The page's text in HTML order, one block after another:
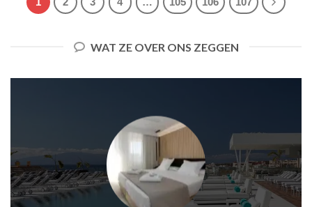
WAT ZE OVER ONS ZEGGEN